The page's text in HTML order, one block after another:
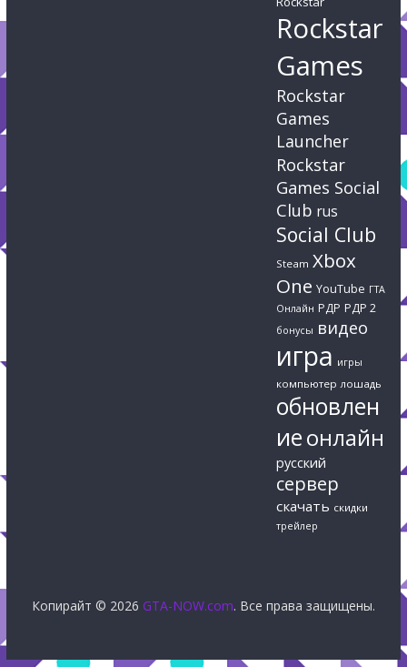
Rockstar
Games
Rockstar
Games
Launcher
Rockstar
Games Social
Club rus
Social Club
Steam Xbox
One YouTube ГТА
Онлайн РДР РДР 2
бонусы видео
игра игры
компьютер лошадь
обновлен
иеонлайн
русский
сервер
скачать скидки
трейлер
Копирайт © 2026 GTA-NOW.com. Все права защищены.